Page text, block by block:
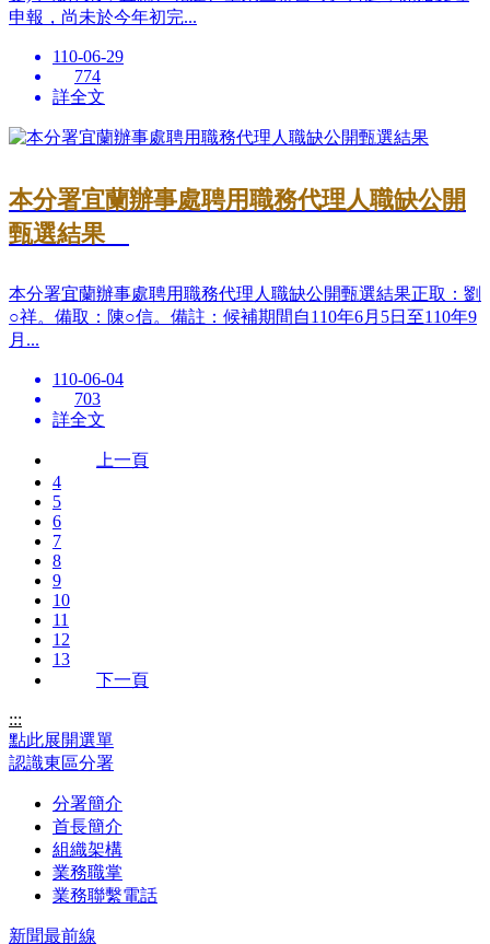
申報，尚未於今年初完...
110-06-29
774
詳全文
本分署宜蘭辦事處聘用職務代理人職缺公開
甄選結果
本分署宜蘭辦事處聘用職務代理人職缺公開甄選結果正取：劉
○祥。備取：陳○信。備註：候補期間自110年6月5日至110年9
月...
110-06-04
703
詳全文
上一頁
4
5
6
7
8
9
10
11
12
13
下一頁
:::
點此展開選單
認識東區分署
分署簡介
首長簡介
組織架構
業務職掌
業務聯繫電話
新聞最前線